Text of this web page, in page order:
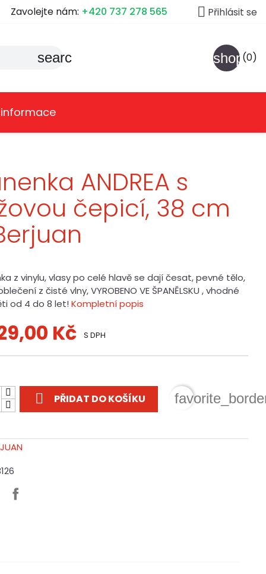
Zavolejte nám: +420 737 278 565  Přihlásit se
search (0)
ANDREA s
čepicí, 38 cm
z vinylu, vlasy po celé hlavě se dají česat, pevné tělo,
z čisté vlny, VYROBENO VE ŠPANĚLSKU , vhodné
od 4 do 8 let!Kompletní popis
Kč S DPH
 PŘIDAT DO KOŠÍKU